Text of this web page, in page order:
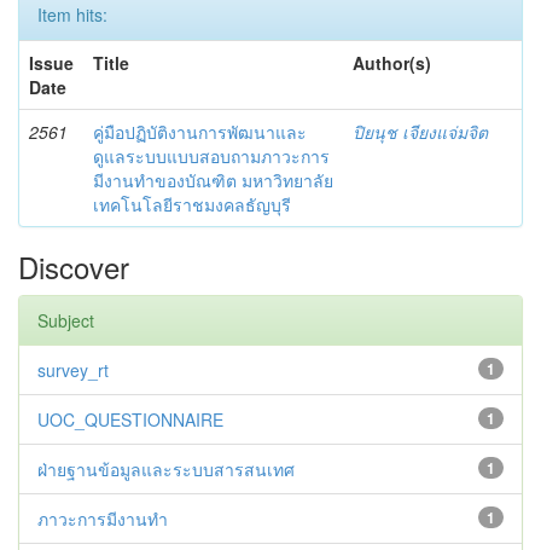
Item hits:
Issue
Date
Title Author(s)
2561
คู่มือปฏิบัติงานการพัฒนาและ
ดูแลระบบแบบสอบถามภาวะการ
มีงานทำของบัณฑิต มหาวิทยาลัย
เทคโนโลยีราชมงคลธัญบุรี
ปิยนุช เจียงแจ่มจิต
Discover
Subject
1
survey_rt
1
UOC_QUESTIONNAIRE
1
ฝ่ายฐานข้อมูลและระบบสารสนเทศ
1
ภาวะการมีงานทำ